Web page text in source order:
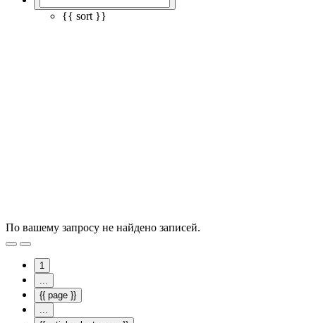
{{ sort }}
По вашему запросу не найдено записей.
1
...
{{ page }}
...